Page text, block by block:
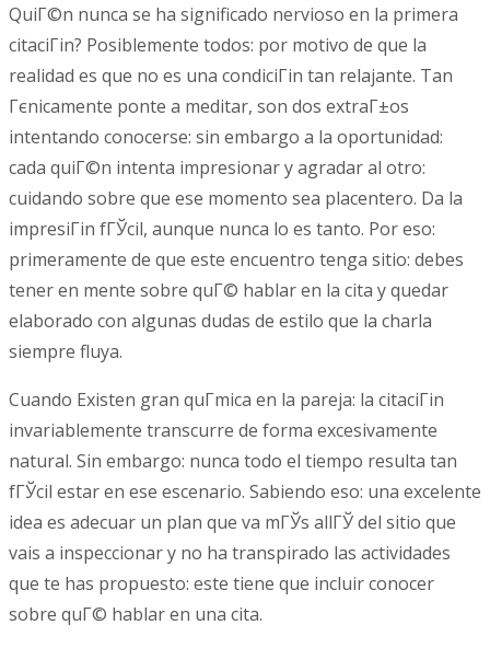
QuiГ©n nunca se ha significado nervioso en la primera
citaciГіn? Posiblemente todos: por motivo de que la
realidad es que no es una condiciГіn tan relajante. Tan
Гєnicamente ponte a meditar, son dos extraГ±os
intentando conocerse: sin embargo a la oportunidad:
cada quiГ©n intenta impresionar y agradar al otro:
cuidando sobre que ese momento sea placentero. Da la
impresiГіn fГЎcil, aunque nunca lo es tanto. Por eso:
primeramente de que este encuentro tenga sitio: debes
tener en mente sobre quГ© hablar en la cita y quedar
elaborado con algunas dudas de estilo que la charla
siempre fluya.
Cuando Existen gran quГ­mica en la pareja: la citaciГіn
invariablemente transcurre de forma excesivamente
natural. Sin embargo: nunca todo el tiempo resulta tan
fГЎcil estar en ese escenario. Sabiendo eso: una excelente
idea es adecuar un plan que va mГЎs allГЎ del sitio que
vais a inspeccionar y no ha transpirado las actividades
que te has propuesto: este tiene que incluir conocer
sobre quГ© hablar en una cita.